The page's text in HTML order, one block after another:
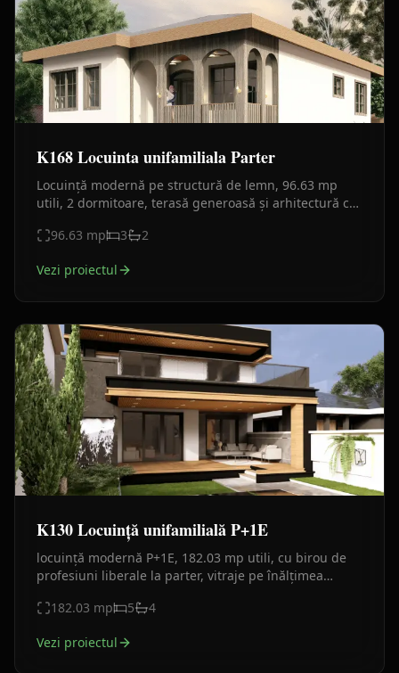
K168 Locuinta unifamiliala Parter
Locuință modernă pe structură de lemn, 96.63 mp
utili, 2 dormitoare, terasă generoasă și arhitectură cu
96.63 mp 3 2
Vezi proiectul
K130 Locuință unifamilială P+1E
locuință modernă P+1E, 182.03 mp utili, cu birou de
profesiuni liberale la parter, vitraje pe înălțimea
182.03 mp 5 4
Vezi proiectul